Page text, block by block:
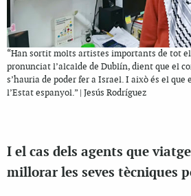
“Han sortit molts artistes importants de tot el
pronunciat l’alcalde de Dublín, dient que el
s’hauria de poder fer a Israel. I això és el que
l’Estat espanyol.” | Jesús Rodríguez
I el cas dels agents que
millorar les seves tècniques